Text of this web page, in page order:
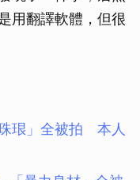
用翻譯軟體，但很
珢」全被拍 本人